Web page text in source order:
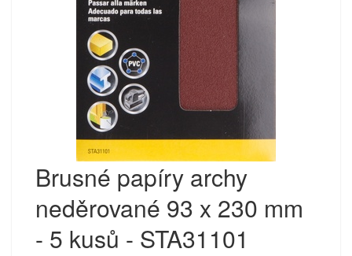
Brusné papíry archy
neděrované 93 x 230 mm
- 5 kusů - STA31101